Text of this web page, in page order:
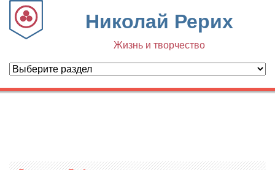
Николай Рерих
Жизнь и творчество